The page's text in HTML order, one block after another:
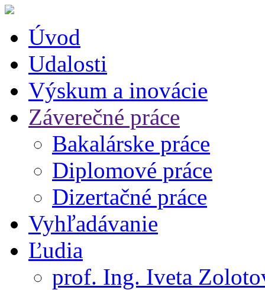
Úvod
Udalosti
Výskum a inovácie
Záverečné práce
Bakalárske práce
Diplomové práce
Dizertačné práce
Vyhľadávanie
Ľudia
prof. Ing. Iveta